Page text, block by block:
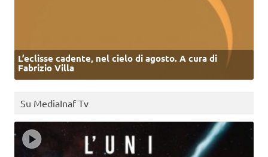
L’eclisse cadente, nel cielo di agosto. A cura di
Fabrizio Villa
Su MediaInaf Tv